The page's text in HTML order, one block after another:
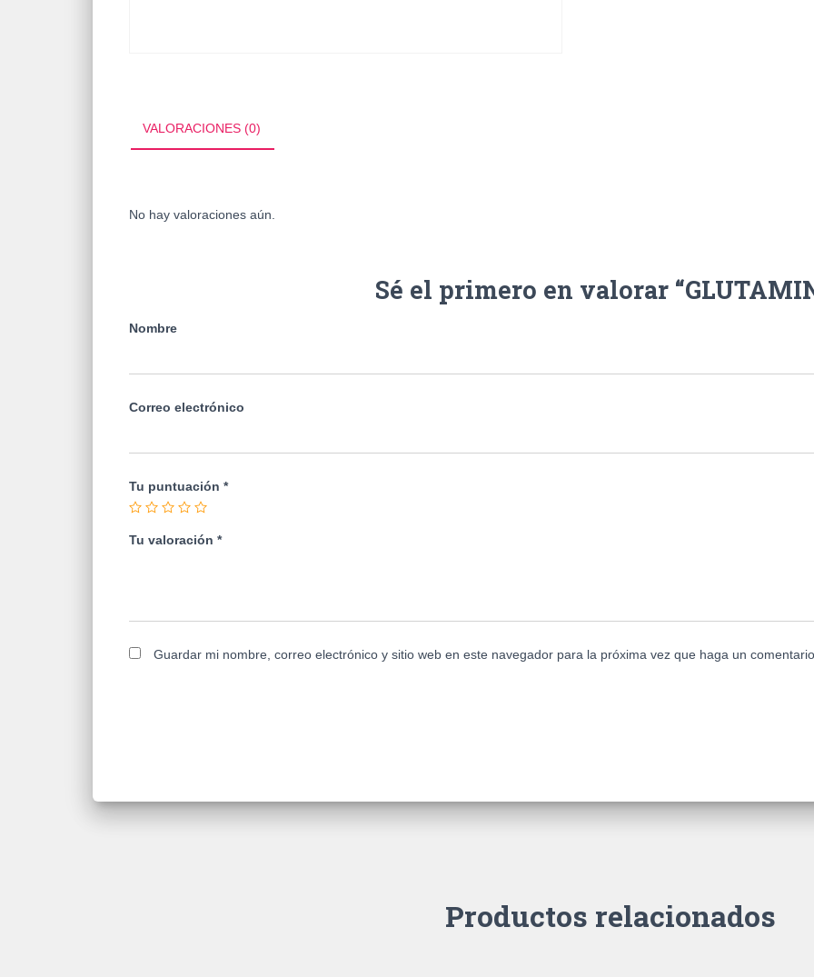
VALORACIONES (0)
No hay valoraciones aún.
Sé el primero en valorar
Nombre
Correo electrónico
Tu puntuación *
Tu valoración *
Guardar mi nombre, correo electrónico y sitio web en este navegador para la próxima vez que haga un
Productos relacionados